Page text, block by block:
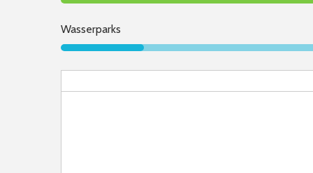
Wasserparks